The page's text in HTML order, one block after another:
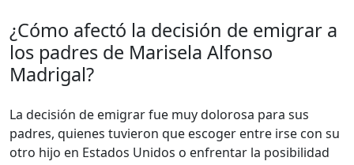
¿Cómo afectó la decisión de emigrar a
los padres de Marisela Alfonso
Madrigal?
La decisión de emigrar fue muy dolorosa para sus
padres, quienes tuvieron que escoger entre irse con su
otro hijo en Estados Unidos o enfrentar la posibilidad